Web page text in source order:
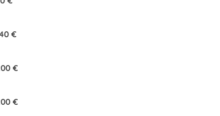
€
€
€